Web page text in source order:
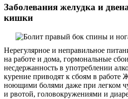
Заболевания желудка и
кишки
Нерегулярное и неправильное
на работе и дома, гормональные
несдержанность в употреблении
курение приводят к сбоям в
ноющими болями даже при легком
и рвотой, головокружениями и